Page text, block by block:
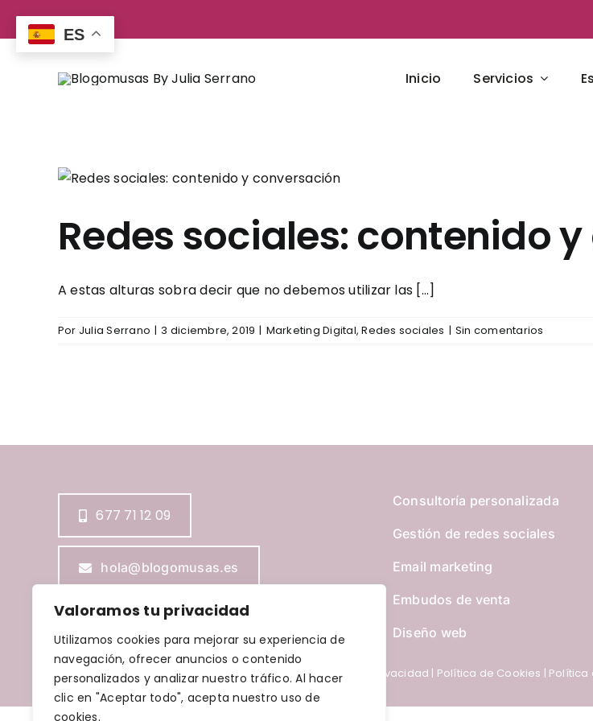
Valoramos tu privacidad
Utilizamos cookies para mejorar su experiencia de
navegación, ofrecer anuncios o contenido
personalizados y analizar nuestro tráfico. Al hacer
clic en "Aceptar todo", acepta nuestro uso de
cookies.
contenido
Inicio Servicios
Redes sociales: contenido
A estas alturas sobra decir que no debemos utilizar las [...]
Por Julia Serrano | 3 diciembre, 2019 | Marketing Digital,Redes sociales | Sin comentarios
677 71 12 09
hola@blogomusas.es
Consultoría personalizada
Gestión de redes sociales
Email marketing
Embudos de venta
Diseño web
BLOGOMUSAS © Copyright2026 |Aviso Legal|Política de Privacidad | Política de Cookies | Política
ES